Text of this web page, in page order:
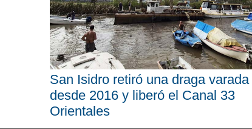
San Isidro retiró una draga varada
desde 2016 y liberó el Canal 33
Orientales